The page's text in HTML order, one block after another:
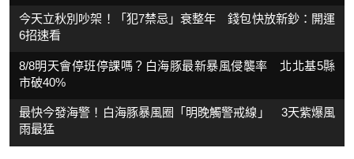
今天立秋別吵架！「犯7禁忌」衰整年 錢包快放新鈔：開運
6招速看
8/8明天會停班停課嗎？白海豚最新暴風侵襲率 北北基5縣
市破40%
最快今發海警！白海豚暴風圈「明晚觸警戒線」 3天紫爆風
雨最猛